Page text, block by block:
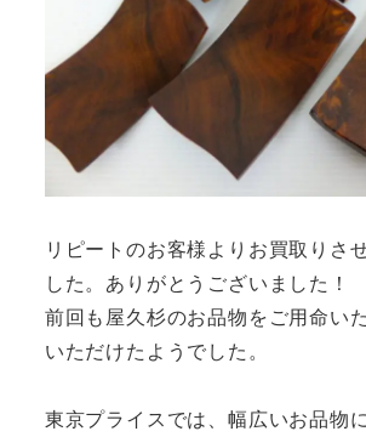
リピートのお客様よりお買取りさ
した。ありがとうございました！
前回も屋久杉のお品物をご用命い
いただけたようでした。
東京プライスでは、幅広いお品物